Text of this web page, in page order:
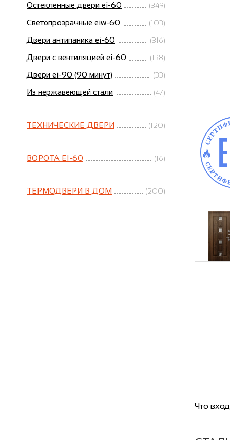
Остекленные двери ei-60 (349)
Светопрозрачные eiw-60 (103)
Двери антипаника ei-60 (316)
Двери с вентиляцией ei-60 (138)
Двери ei-90 (90 минут) (33)
Из нержавеющей стали (47)
ТЕХНИЧЕСКИЕ ДВЕРИ (120)
ВОРОТА EI-60 (16)
ТЕРМОДВЕРИ В ДОМ (200)
Что